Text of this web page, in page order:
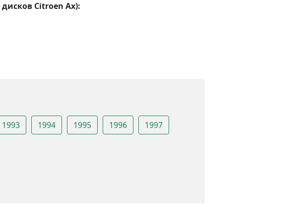
Citroen Ax):
1993 1994 1995 1996 1997